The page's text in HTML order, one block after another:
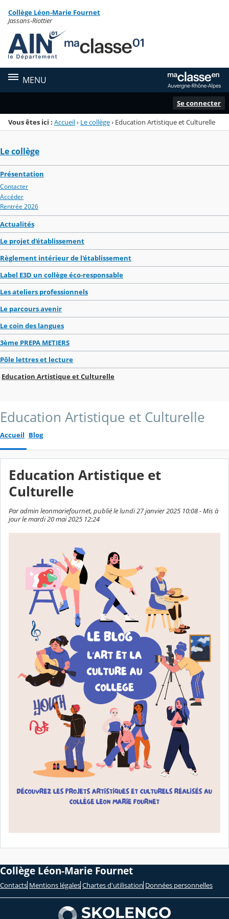
Menu de la rubrique
Contenu
Collège Léon-Marie Fournet
Jassans-Riottier
MENU
Se connecter
Vous êtes ici : Accueil› Le collège› Education Artistique et Culturelle
Le collège
Présentation
Contacter
Accéder
Rentrée 2026
Actualités
Le projet d'établissement
Règlement intérieur de l'établissement
Label E3D un collège éco-responsable
Les ateliers professionnels
Le parcours avenir
Le coin des langues
3ème PREPA METIERS
Pôle lettres et lecture
Education Artistique et Culturelle
Education Artistique et Culturelle
Accueil Blog
Education Artistique et
Culturelle
Par admin leonmariefournet, publié le lundi 27 janvier 2025 10:08 - Mis à
jour le mardi 20 mai 2025 12:24
Collège Léon-Marie Fournet
Contacts Mentions légales Chartes d'utilisation Données personnelles